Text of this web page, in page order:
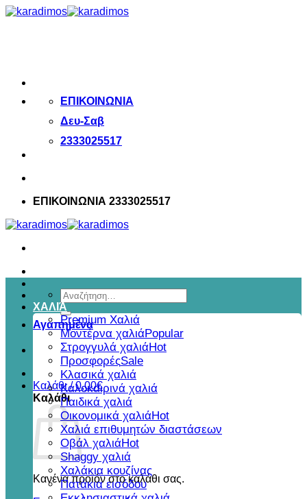
Μετάβαση
ΕΠΙΚΟΙΝΩΝΙΑ
Δευ-Σαβ
2333025517
ΕΠΙΚΟΙΝΩΝΙΑ 2333025517
Αναζήτηση
για:
Αγαπημένα
Καλάθι /0,00€
Καλάθι
Κανένα προϊόν στο καλάθι σας.
ΧΑΛΙΆ
Premium Χαλιά
Μοντέρνα χαλιά
Στρογγυλά χαλιά
Προσφορές
Κλασικά χαλιά
Καλοκαιρινά χαλιά
Παιδικά χαλιά
Οικονομικά χαλιά
Χαλιά επιθυμητών διαστάσεων
Οβάλ χαλιά
Shaggy χαλιά
Χαλάκια κουζίνας
Πατάκια εισόδου